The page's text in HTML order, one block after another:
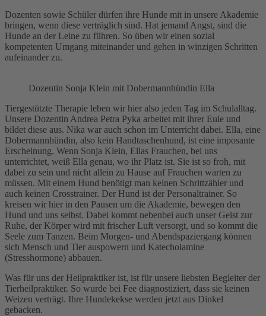
Dozenten sowie Schüler dürfen ihre Hunde mit in unsere Akademie
bringen, wenn diese verträglich sind. Hat jemand Angst, sind die
Hunde an der Leine zu führen. So üben wir einen sozial
kompetenten Umgang miteinander und gehen in winzigen Schritten
aufeinander zu.
Dozentin Sonja Klein mit Dobermannhündin Ella
Tiergestützte Therapie leben wir hier also jeden Tag im Schulalltag.
Unsere Dozentin Andrea Petra Pyka arbeitet mit ihrer Eule und
bildet diese aus. Nika war auch schon im Unterricht dabei. Ella, eine
Dobermannhündin, also kein Handtaschenhund, ist eine imposante
Erscheinung. Wenn Sonja Klein, Ellas Frauchen, bei uns
unterrichtet, weiß Ella genau, wo ihr Platz ist. Sie ist so froh, mit
dabei zu sein und nicht allein zu Hause auf Frauchen warten zu
müssen. Mit einem Hund benötigt man keinen Schrittzähler und
auch keinen Crosstrainer. Der Hund ist der Personaltrainer. So
kreisen wir hier in den Pausen um die Akademie, bewegen den
Hund und uns selbst. Dabei kommt nebenbei auch unser Geist zur
Ruhe, der Körper wird mit frischer Luft versorgt, und so kommt die
Seele zum Tanzen. Beim Morgen- und Abendspaziergang können
sich Mensch und Tier auspowern und Katecholamine
(Stresshormone) abbauen.
Was für uns der Heilpraktiker ist, ist für unsere liebsten Begleiter der
Tierheilpraktiker. So wurde bei Fee diagnostiziert, dass sie keinen
Weizen verträgt. Ihre Hundekekse werden jetzt aus Dinkel
gebacken.